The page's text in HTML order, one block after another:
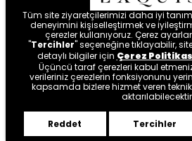
çalıştığı modern tasarım anlayışı,
yenilikçi kalıpları ve farklı bakış
etmeye ve mutlu hissetmeye
Byte tarafından
Tüm site ziyaretçilerimizi daha iyi
deneyimini kişiselleştirmek ve
çerezler kullanıyoruz. Çerez
"Tercihler" seçeneğine tıklayabilir,
detaylı bilgiler için Çerez
Üçüncü taraf çerezleri kabul
verileriniz çerezlerin fonksiyonunu
kapsamda bizlere hizmet veren
Reddet Tercihler